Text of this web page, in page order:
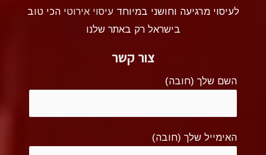
לעיסוי מרגיעה וחושני במיוחדעיסוי אירוטי הכי טוב
בישראל רק באתר שלנו
צור קשר
השם שלך (חובה)
האימייל שלך (חובה)